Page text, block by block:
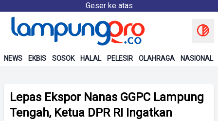
Geser ke atas
NEWS EKBIS SOSOK HALAL PELESIR OLAHRAGA NASIONAL
Lepas Ekspor Nanas GGPC Lampung
Tengah, Ketua DPR RI Ingatkan